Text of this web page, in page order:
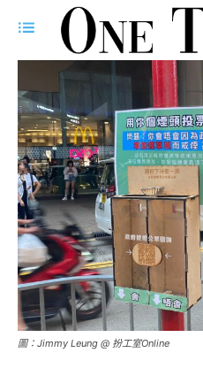
圖：Jimmy Leung @ 扮工室Online